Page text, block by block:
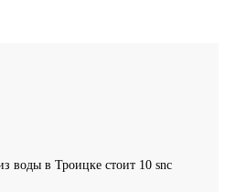
воды в Троицке стоит 10 snc